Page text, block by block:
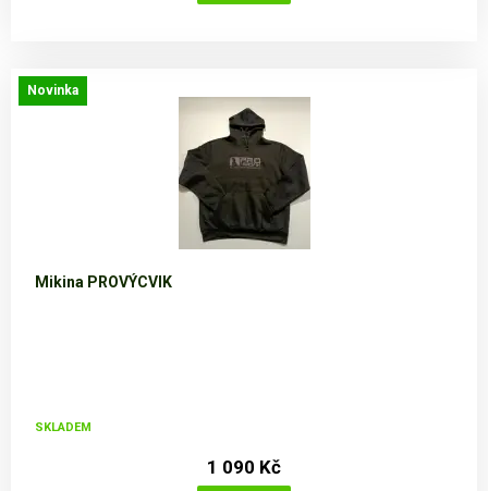
Novinka
Mikina PROVÝCVIK
SKLADEM
1 090 Kč